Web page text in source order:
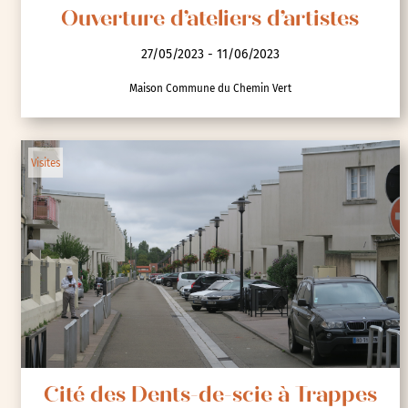
Ouverture d’ateliers d’artistes
27/05/2023 - 11/06/2023
Maison Commune du Chemin Vert
Visites
Cité des Dents-de-scie à Trappes